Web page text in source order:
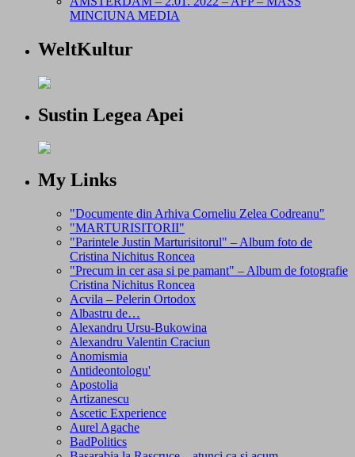
MINCIUNA MEDIA
WeltKultur
Sustin Legea Apei
My Links
"Documente din Arhiva Corneliu Zelea Codreanu"
"MARTURISITORII"
"Parintele Justin Marturisitorul" – Album foto de
Cristina Nichitus Roncea
"Precum in cer asa si pe pamant" – Album de fotografie
Cristina Nichitus Roncea
Acvila – Pelerin Ortodox
Albastru de…
Alexandru Ursu-Bukowina
Alexandru Valentin Craciun
Anomismia
Antideontologu'
Apostolia
Artizanescu
Ascetic Experience
Aurel Agache
BadPolitics